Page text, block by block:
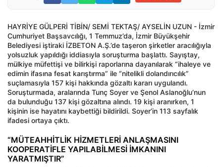
HAYRİYE GÜLPERİ TİBİN/ SEMİ TEKTAŞ/ AYSELİN UZUN - İzmir
Cumhuriyet Başsavcılığı, 1 Temmuz’da, İzmir Büyükşehir
Belediyesi iştiraki İZBETON A.Ş.’de taşeron şirketler aracılığıyla
yolsuzluk yapıldığı iddiasıyla soruşturma başlattı. Sayıştay,
mülkiye müfettişi ve bilirkişi raporlarına dayanılarak “ihaleye ve
edimin ifasına fesat karıştırma” ile “nitelikli dolandırıcılık”
suçlamasıyla 157 kişi hakkında gözaltı kararı uygulandı.
Soruşturmada, aralarında Tunç Soyer ve Şenol Aslanoğlu’nun
da bulunduğu 137 kişi gözaltına alındı. 19 kişi aranırken, 1
kişinin ise hayatını kaybettiği bildirildi. Soyer’in 113 sayfalık
ifadesi ortaya çıktı.
“MÜTEAHHİTLİK HİZMETLERİ ANLAŞMASINI
KOOPERATİFLE YAPILABİLMESİ İMKANINI
YARATMIŞTIR”